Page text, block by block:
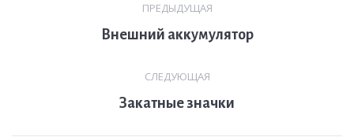
ПРЕДЫДУЩАЯ
Предыдущая
Внешний аккумулятор
СЛЕДУЮЩАЯ
След.
Закатные значки